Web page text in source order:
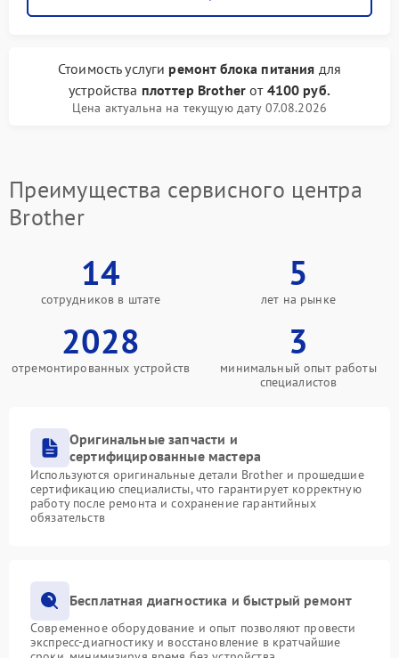
Стоимость услуги ремонт блока питания для
устройства плоттер Brotherот 4100 руб.
Цена актуальна на текущую дату 07.08.2026
Преимущества сервисного центра
Brother
14
сотрудников в штате
5
лет на рынке
2028
отремонтированных устройств
3
минимальный опыт работы
специалистов
Оригинальные запчасти и
сертифицированные мастера
Используются оригинальные детали Brother и прошедшие
сертификацию специалисты, что гарантирует корректную
работу после ремонта и сохранение гарантийных
обязательств
Бесплатная диагностика и быстрый ремонт
Современное оборудование и опыт позволяют провести
экспресс-диагностику и восстановление в кратчайшие